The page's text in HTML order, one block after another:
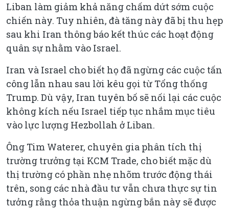
Liban làm giảm khả năng chấm dứt sớm cuộc
chiến này. Tuy nhiên, đà tăng này đã bị thu hẹp
sau khi Iran thông báo kết thúc các hoạt động
quân sự nhằm vào Israel.
Iran và Israel cho biết họ đã ngừng các cuộc tấn
công lẫn nhau sau lời kêu gọi từ Tổng thống
Trump. Dù vậy, Iran tuyên bố sẽ nối lại các cuộc
không kích nếu Israel tiếp tục nhắm mục tiêu
vào lực lượng Hezbollah ở Liban.
Ông Tim Waterer, chuyên gia phân tích thị
trường trưởng tại KCM Trade, cho biết mặc dù
thị trường có phần nhẹ nhõm trước động thái
trên, song các nhà đầu tư vẫn chưa thực sự tin
tưởng rằng thỏa thuận ngừng bắn này sẽ được